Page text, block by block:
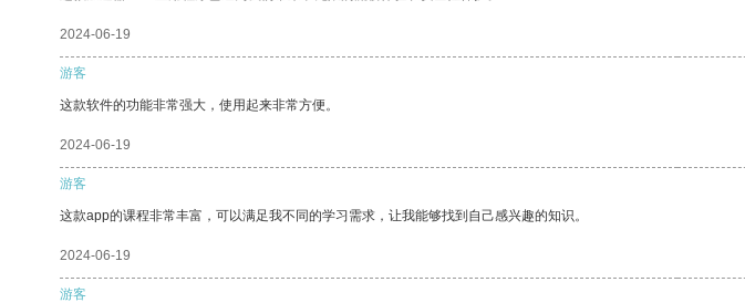
2024-06-19
游客
这款软件的功能非常强大，使用起来非常方便。
2024-06-19
游客
这款app的课程非常丰富，可以满足我不同的学习需求，让我能够找到自己感兴趣的知识。
2024-06-19
游客